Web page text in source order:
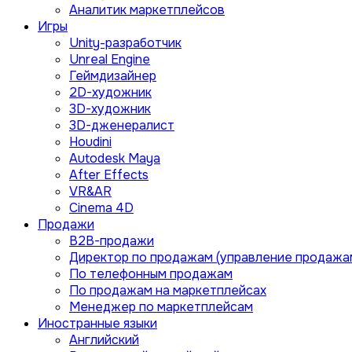
Аналитик маркетплейсов
Игры
Unity-разработчик
Unreal Engine
Геймдизайнер
2D-художник
3D-художник
3D-дженералист
Houdini
Autodesk Maya
After Effects
VR&AR
Cinema 4D
Продажи
B2B-продажи
Директор по продажам (управление
По телефонным продажам
По продажам на маркетплейсах
Менеджер по маркетплейсам
Иностранные языки
Английский